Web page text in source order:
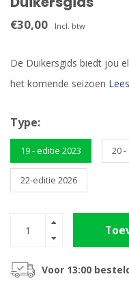
€30,00 Incl. btw
De Duikersgids biedt jou
het komende seizoen
Type:
19 - editie 2023 20
22-editie 2026
Voor 13:00